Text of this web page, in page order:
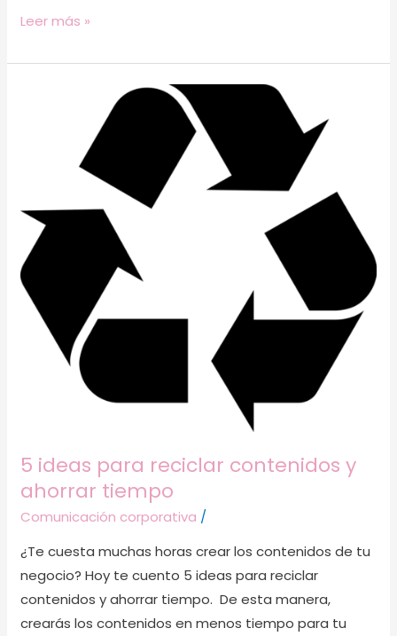
Leer más »
5 ideas para reciclar contenidos y
ahorrar tiempo
Comunicación corporativa /
¿Te cuesta muchas horas crear los contenidos de tu
negocio? Hoy te cuento 5 ideas para reciclar
contenidos y ahorrar tiempo. De esta manera,
crearás los contenidos en menos tiempo para tu
y
ahorrar
tiempo